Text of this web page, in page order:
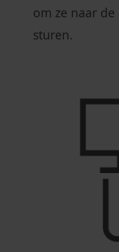
om ze naar
sturen.